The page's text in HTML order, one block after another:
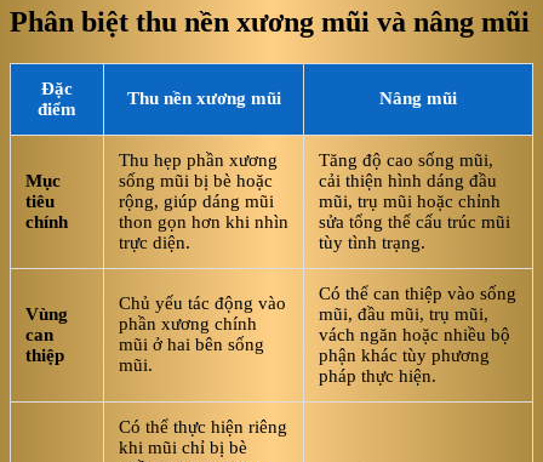
Phân biệt thu nền xương mũi và nâng mũi
Đặc
điểm
Thu nền xương mũi Nâng mũi
Mục
tiêu
chính
Thu hẹp phần xương
sống mũi bị bè hoặc
rộng, giúp dáng mũi
thon gọn hơn khi nhìn
trực diện.
Tăng độ cao sống mũi,
cải thiện hình dáng đầu
mũi, trụ mũi hoặc chỉnh
sửa tổng thể cấu trúc mũi
tùy tình trạng.
Vùng
can
thiệp
Chủ yếu tác động vào
phần xương chính
mũi ở hai bên sống
mũi.
Có thể can thiệp vào sống
mũi, đầu mũi, trụ mũi,
vách ngăn hoặc nhiều bộ
phận khác tùy phương
pháp thực hiện.
Có thể thực hiện riêng
khi mũi chỉ bị bè